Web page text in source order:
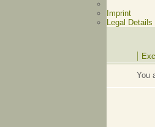
Imprint
Legal Details
You